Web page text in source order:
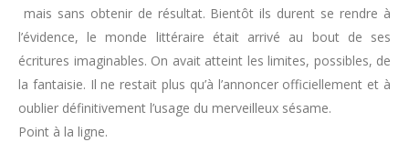
mais sans obtenir de résultat. Bientôt ils durent se rendre à
l’évidence, le monde littéraire était arrivé au bout de ses
écritures imaginables. On avait atteint les limites, possibles, de
la fantaisie. Il ne restait plus qu’à l’annoncer officiellement et à
oublier définitivement l’usage du merveilleux sésame.
Point à la ligne.